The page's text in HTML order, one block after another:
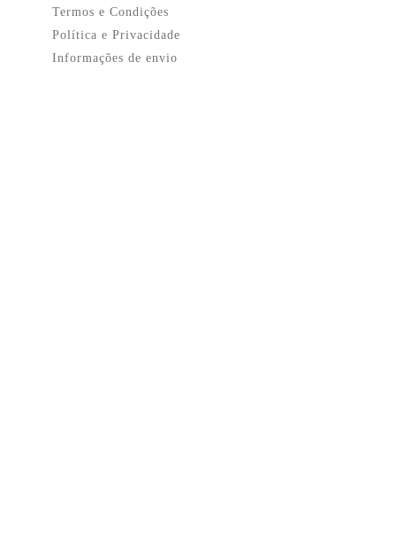
Termos e Condições
Política e Privacidade
Informações de envio